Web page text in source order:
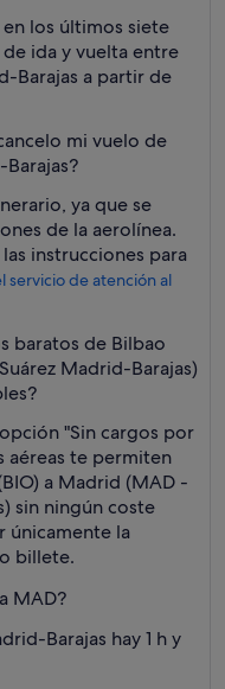
los últimos siete
ida y vuelta entre
Barajas a partir de
mi vuelo de
ya que se
de la aerolínea.
instrucciones para
servicio de atención al
baratos de Bilbao
Madrid-Barajas)
"Sin cargos por
aéreas te permiten
a Madrid (MAD -
sin ningún coste
únicamente la
billete.
MAD?
Barajas hay 1 h y